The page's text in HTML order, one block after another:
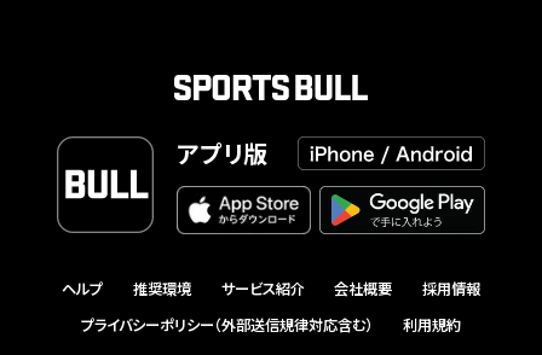
アプリ版
ヘルプ 推奨環境 サービス紹介 会社概要
採用情報
プライバシーポリシー（外部送信規律対応含む）
利用規約